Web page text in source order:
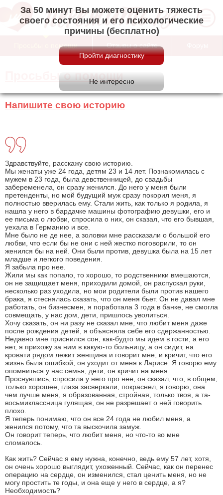
За 50 минут Вы можете оценить тяжесть
своего состояния и его психологические
причины (бесплатно)
Просьбы о помощи Отзывы о сайте
Просьбы о помощи
Напишите свою историю
Здравствуйте, расскажу свою историю.
Мы женаты уже 24 года, детям 23 и 14 лет. Познакомилась с
мужем в 23 года, была девственницей, до свадьбы
забеременела, он сразу женился. До него у меня были
претенденты, но мой будущий муж сразу покорил меня, я
полностью вверилась ему. Стали жить, как только я родила, я
нашла у него в бардачке машины фотографию девушки, его и
ее письма о любви, спросила о них, он сказал, что его бывшая,
уехала в Германию и все.
Мне было не де нее, а золовки мне рассказали о большой его
любви, что если бы не они с ней жестко поговорили, то он
женился бы на ней. Они были против, девушка была на 15 лет
младше и легкого поведения.
Я забыла про нее.
Жили мы как попало, то хорошо, то родственники вмешаются,
он не защищает меня, приходили домой, он распускал руки,
несколько раз уходила, но мои родители были против нашего
брака, я стеснялась сказать, что он меня бьет. Он не давал мне
работать, он бизнесмен, я поработала 3 года в банке, не смогла
совмещать, у нас дом, дети, пришлось уволиться.
Хочу сказать, он ни разу не сказал мне, что любит меня даже
после рождения детей, я объясняла себе его сдержанностью.
Недавно мне приснился сон, как-будто мы идем в гости, а его
нет, я прихожу за ним в какую-то больницу, а он сидит, на
кровати рядом лежит женщина и говорит мне, и кричит, что его
жизнь была ошибкой, он уходит от меня к Ларисе. Я говорю ему
опомниться у нас семья, дети, он кричит на меня.
Проснувшись, спросила у него про нее, он сказал, что, в общем,
только хорошее, глаза засверкали, покраснел, я говорю, она
чем лучше меня, я образованная, стройная, только твоя, а та-
восьмиклассница гулящая, он не разрешает о ней говорить
плохо.
Я теперь понимаю, что он все 24 года не любил меня, а
женился потому, что та выскочила замуж.
Он говорит теперь, что любит меня, но что-то во мне
сломалось.
Как жить? Сейчас я ему нужна, конечно, ведь ему 57 лет, хотя,
он очень хорошо выглядит, ухоженный. Сейчас, как он перенес
операцию на сердце, он изменился, стал ценить меня, но не
могу простить те годы, и она еще у него в сердце, а я?
Необходимость?